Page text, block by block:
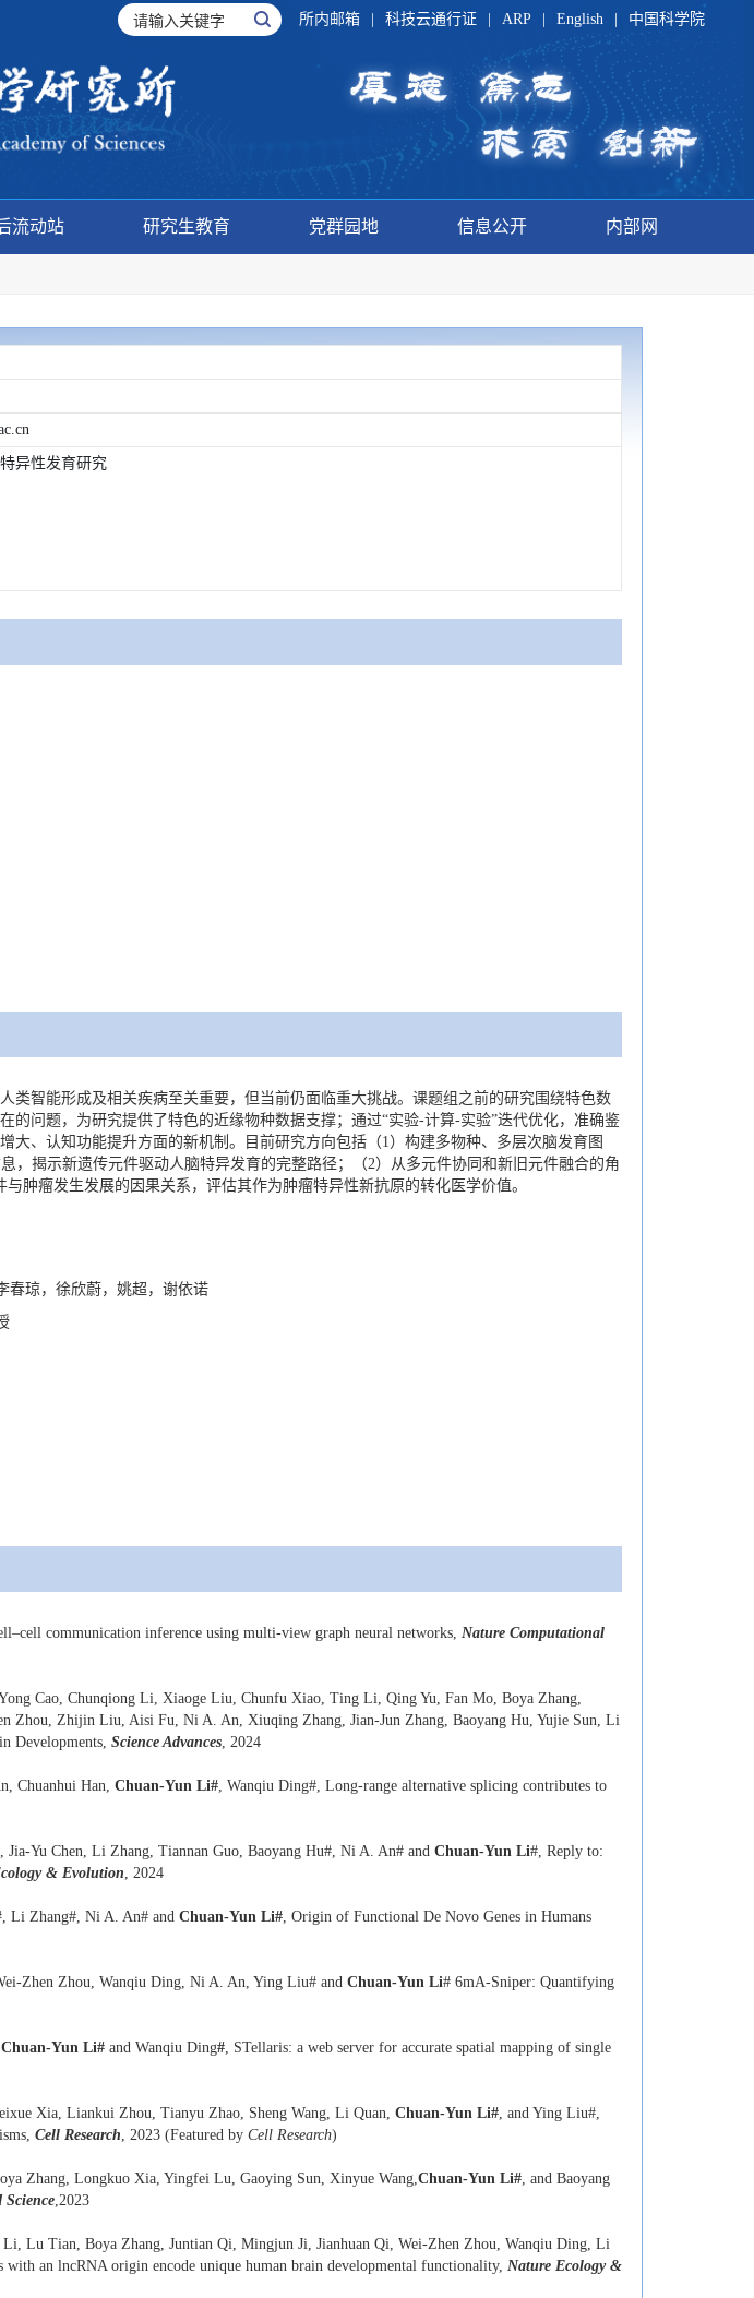
所内邮箱 科技云通行证 ARP English 中国科学院
流动站 研究生教育 党群园地 信息公开 内部网
异性发育研究
智能形成及相关疾病至关重要，但当前仍面临重大挑战。课题组之前的研究围绕特色数
问题，为研究提供了特色的近缘物种数据支撑；通过“实验-计算-实验”迭代优化，准确鉴
、认知功能提升方面的新机制。目前研究方向包括（1）构建多物种、多层次脑发育图
揭示新遗传元件驱动人脑特异发育的完整路径；（2）从多元件协同和新旧元件融合的角
肿瘤发生发展的因果关系，评估其作为肿瘤特异性新抗原的转化医学价值。
春琼，徐欣蔚，姚超，谢依诺
communication inference using multi-view graph neural networks, Nature Computational
Cao, Chunqiong Li, Xiaoge Liu, Chunfu Xiao, Ting Li, Qing Yu, Fan Mo, Boya Zhang,
Zhou, Zhijin Liu, Aisi Fu, Ni A. An, Xiuqing Zhang, Jian-Jun Zhang, Baoyang Hu, Yujie Sun, Li
Developments, Science Advances, 2024
Chuanhui Han, Chuan-Yun Li#, Wanqiu Ding#, Long-range alternative splicing contributes to
Yu Chen, Li Zhang, Tiannan Guo, Baoyang Hu#, Ni A. An# and Chuan-Yun Li#, Reply to:
& Evolution, 2024
Li Zhang#, Ni A. An# and Chuan-Yun Li#, Origin of Functional De Novo Genes in Humans
Zhen Zhou, Wanqiu Ding, Ni A. An, Ying Liu# and Chuan-Yun Li# 6mA-Sniper: Quantifying
Chuan-Yun Li# and Wanqiu Ding#, STellaris: a web server for accurate spatial mapping of single
Xia, Liankui Zhou, Tianyu Zhao, Sheng Wang, Li Quan, Chuan-Yun Li#, and Ying Liu#,
Cell Research, 2023 (Featured by Cell Research)
Zhang, Longkuo Xia, Yingfei Lu, Gaoying Sun, Xinyue Wang,Chuan-Yun Li#, and Baoyang
Science,2023
Lu Tian, Boya Zhang, Juntian Qi, Mingjun Ji, Jianhuan Qi, Wei-Zhen Zhou, Wanqiu Ding, Li
with an lncRNA origin encode unique human brain developmental functionality, Nature Ecology &